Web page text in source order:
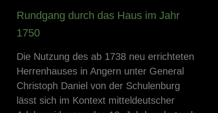
Rundgang durch das Haus im Jahr
1750
Die Nutzung des ab 1738 neu errichteten
Herrenhauses in Angern unter General
Christoph Daniel von der Schulenburg
lässt sich im Kontext mitteldeutscher